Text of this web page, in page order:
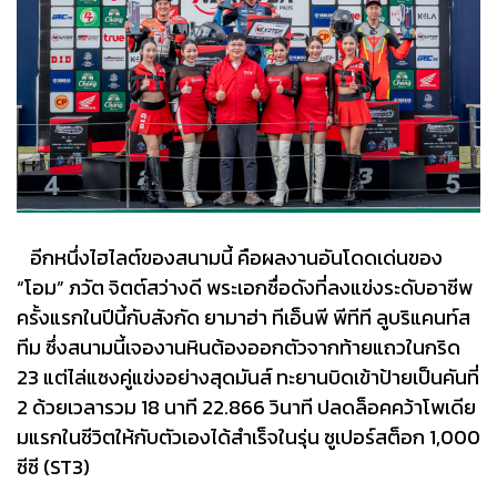
อีกหนึ่งไฮไลต์ของสนามนี้ คือผลงานอันโดดเด่นของ
“โอม” ภวัต จิตต์สว่างดี พระเอกชื่อดังที่ลงแข่งระดับอาชีพ
ครั้งแรกในปีนี้กับสังกัด ยามาฮ่า ทีเอ็นพี พีทีที ลูบริแคนท์ส
ทีม ซึ่งสนามนี้เจองานหินต้องออกตัวจากท้ายแถวในกริด
23 แต่ไล่แซงคู่แข่งอย่างสุดมันส์ ทะยานบิดเข้าป้ายเป็นคันที่
2 ด้วยเวลารวม 18 นาที 22.866 วินาที ปลดล็อคคว้าโพเดีย
มแรกในชีวิตให้กับตัวเองได้สำเร็จในรุ่น ซูเปอร์สต็อก 1,000
ซีซี (ST3)